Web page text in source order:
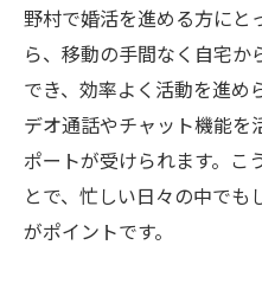
野村で婚活を進める方にと
ら、移動の手間なく自宅
でき、効率よく活動を進め
デオ通話やチャット機能
ポートが受けられます。こ
とで、忙しい日々の中で
がポイントです。